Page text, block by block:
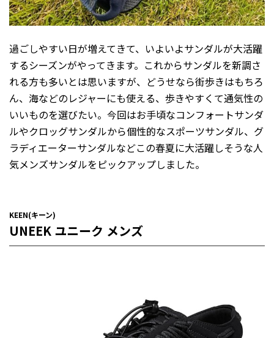
過ごしやすい日が増えてきて、いよいよサンダルが大活躍
するシーズンがやってきます。これからサンダルを新調さ
れる方も多いとは思いますが、どうせなら街歩きはもちろ
ん、海などのレジャーにも使える、歩きやすくて通気性の
いいものを選びたい。今回はお手頃なコンフォートサンダ
ルやクロッグサンダルから個性的なスポーツサンダル、グ
ラディエーターサンダルなどこの春夏に大活躍しそうな人
気メンズサンダルをピックアップしました。
KEEN(キーン)
UNEEK ユニーク メンズ